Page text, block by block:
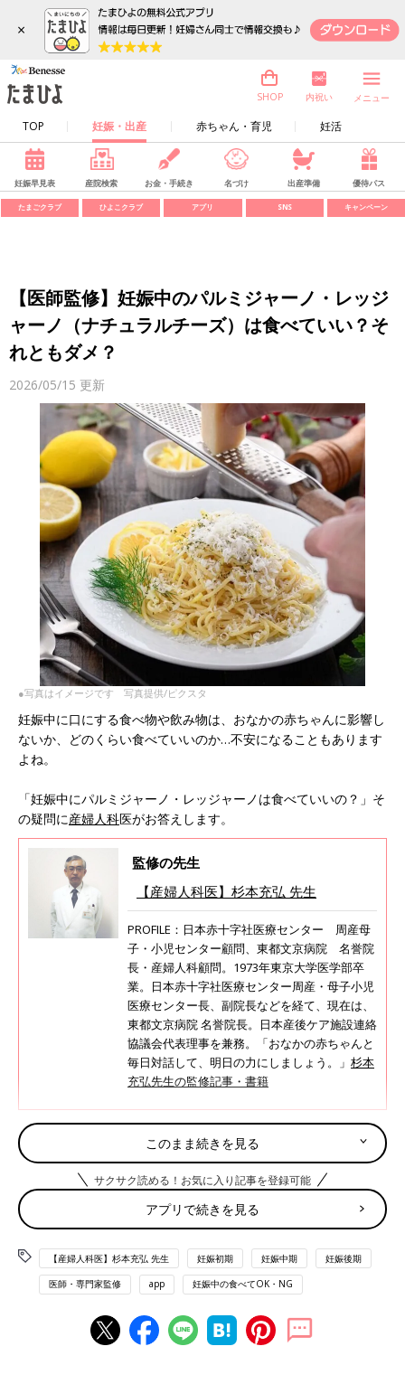
×
TOP 妊娠・出産 赤ちゃん・育児 妊活
SHOP 内祝い メニュー
妊娠早見表 産院検索 お金・手続き 名づけ 出産準備 優待パス
たまごクラブ ひよこクラブ アプリ SNS キャンペーン
【医師監修】妊娠中のパルミジャーノ・レッジ
ャーノ（ナチュラルチーズ）は食べていい？そ
れともダメ？
2026/05/15 更新
●写真はイメージです 写真提供/ピクスタ
妊娠中に口にする食べ物や飲み物は、おなかの赤ちゃんに影響し
ないか、どのくらい食べていいのか…不安になることもあります
よね。
「妊娠中にパルミジャーノ・レッジャーノは食べていいの？」そ
の疑問に産婦人科医がお答えします。
監修の先生
【産婦人科医】杉本充弘 先生
PROFILE：日本赤十字社医療センター 周産母
子・小児センター顧問、東都文京病院 名誉院
長・産婦人科顧問。1973年東京大学医学部卒
業。日本赤十字社医療センター周産・母子小児
医療センター長、副院長などを経て、現在は、
東都文京病院 名誉院長。日本産後ケア施設連絡
協議会代表理事を兼務。「おなかの赤ちゃんと
毎日対話して、明日の力にしましょう。」 杉本
充弘先生の監修記事・書籍
妊婦はパルミジャーノ・レッジャーノを食べても大
丈夫？ 注意点と安全性
【回答】妊娠中の摂取はなるべく避けましょう
妊娠初期 妊娠中期
妊娠後期
×
×
パルミジャーノ・レッジャーノはナチュラルチーズに分類される
このまま続きを見る
サクサク読める！お気に入り記事を登録可能
アプリで続きを見る
【産婦人科医】杉本充弘 先生 妊娠初期 妊娠中期 妊娠後期
医師・専門家監修 app 妊娠中の食べてOK・NG